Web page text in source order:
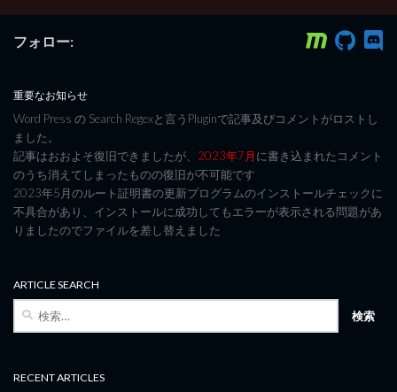
フォロー:
重要なお知らせ
Word Press の Search Regexと言うPluginで記事及びコメントがロストし
ました。
記事はおおよそ復旧できましたが、 2023年7月に書き込まれたコメント
のうち消えてしまったものの復旧が不可能です
2023年5月のルート証明書の更新プログラムのインストールチェックに
不具合があり、インストールに成功してもエラーが表示される問題があ
りましたのでファイルを差し替えました
ARTICLE SEARCH
RECENT ARTICLES